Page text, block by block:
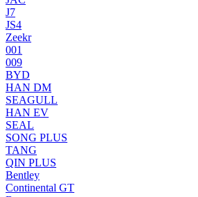
J7
JS4
Zeekr
001
009
BYD
HAN DM
SEAGULL
HAN EV
SEAL
SONG PLUS
TANG
QIN PLUS
Bentley
Continental GT